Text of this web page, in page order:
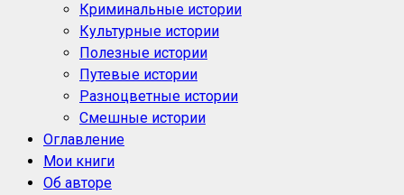
Криминальные истории
Культурные истории
Полезные истории
Путевые истории
Разноцветные истории
Смешные истории
Оглавление
Мои книги
Об авторе